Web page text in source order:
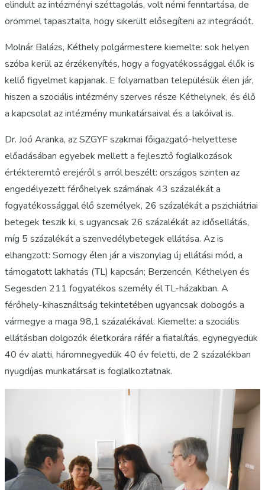
elindult az intézményi széttagolás, volt némi fenntartása, de
örömmel tapasztalta, hogy sikerült elősegíteni az integrációt.
Molnár Balázs, Kéthely polgármestere kiemelte: sok helyen
szóba kerül az érzékenyítés, hogy a fogyatékossággal élők is
kellő figyelmet kapjanak. E folyamatban településük élen jár,
hiszen a szociális intézmény szerves része Kéthelynek, és élő
a kapcsolat az intézmény munkatársaival és a lakóival is.
Dr. Joó Aranka, az SZGYF szakmai főigazgató-helyettese
előadásában egyebek mellett a fejlesztő foglalkozások
értékteremtő erejéről s arról beszélt: országos szinten az
engedélyezett férőhelyek számának 43 százalékát a
fogyatékossággal élő személyek, 26 százalékát a pszichiátriai
betegek teszik ki, s ugyancsak 26 százalékát az idősellátás,
míg 5 százalékát a szenvedélybetegek ellátása. Az is
elhangzott: Somogy élen jár a viszonylag új ellátási mód, a
támogatott lakhatás (TL) kapcsán; Berzencén, Kéthelyen és
Segesden 211 fogyatékos személy él TL-házakban. A
férőhely-kihasználtság tekintetében ugyancsak dobogós a
vármegye a maga 98,1 százalékával. Kiemelte: a szociális
ellátásban dolgozók életkorára ráfér a fiatalítás, egynegyedük
40 év alatti, háromnegyedük 40 év feletti, de 2 százalékban
nyugdíjas munkatársat is foglalkoztatnak.